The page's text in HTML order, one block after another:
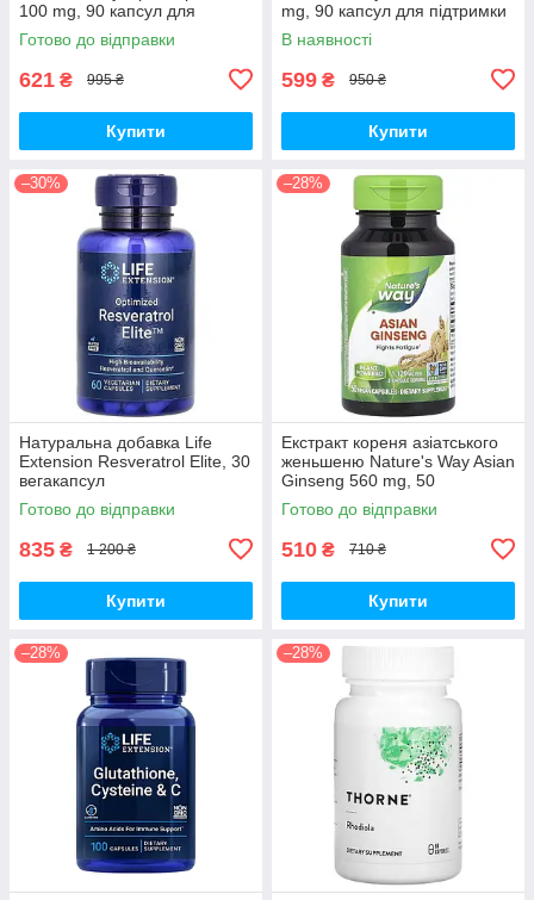
100 mg, 90 капсул для
антиоксидантного захисту
Готово до відправки
621 ₴ 995 ₴
Купити
mg, 90 капсул для підтримки
рівня цукру в крові
В наявності
599 ₴ 950 ₴
Купити
–30%
Натуральна добавка Life
Extension Resveratrol Elite, 30
вегакапсул
Готово до відправки
835 ₴ 1 200 ₴
Купити
–28%
Екстракт кореня азіатського
женьшеню Nature's Way Asian
Ginseng 560 mg, 50
вегакапсул для підвищення
життєвого тонусу
Готово до відправки
510 ₴ 710 ₴
Купити
–28% –28%